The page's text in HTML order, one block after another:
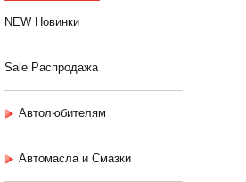
NEW Новинки
Sale Распродажа
Автолюбителям
Автомасла и Смазки